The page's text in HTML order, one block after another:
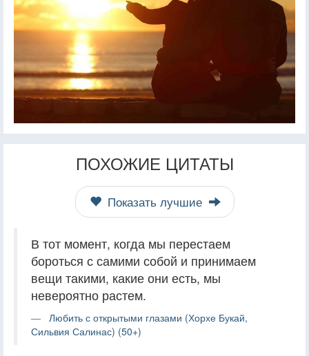
ПОХОЖИЕ ЦИТАТЫ
Показать лучшие
В тот момент, когда мы перестаем
бороться с самими собой и принимаем
вещи такими, какие они есть, мы
невероятно растем.
Любить с открытыми глазами (Хорхе Букай,
Сильвия Салинас) (50+)